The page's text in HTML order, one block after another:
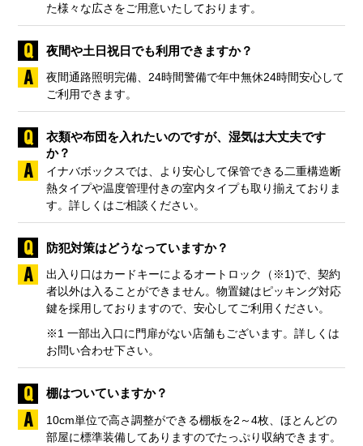
た様々な広さをご用意いたしております。
夜間や土日祝日でも利用できますか？
夜間通路照明完備、24時間警備で年中無休24時間安心して
ご利用できます。
衣類や布団を入れたいのですが、湿気は大丈夫です
か？
イナバボックスでは、より安心して保管できる二重構造断
熱タイプや温度管理付きの室内タイプも取り揃えておりま
す。詳しくはご相談ください。
防犯対策はどうなっていますか？
出入り口はカードキーによるオートロック（※1)で、契約
者以外は入ることができません。物置鍵はピッキング対応
鍵を採用しておりますので、安心してご利用ください。
※1 一部出入口に門扉がない店舗もございます。詳しくは
お問い合わせ下さい。
棚はついていますか？
10cm単位で高さ調整ができる棚板を2～4枚、ほとんどの
部屋に標準装備してありますのでたっぷり収納できます。